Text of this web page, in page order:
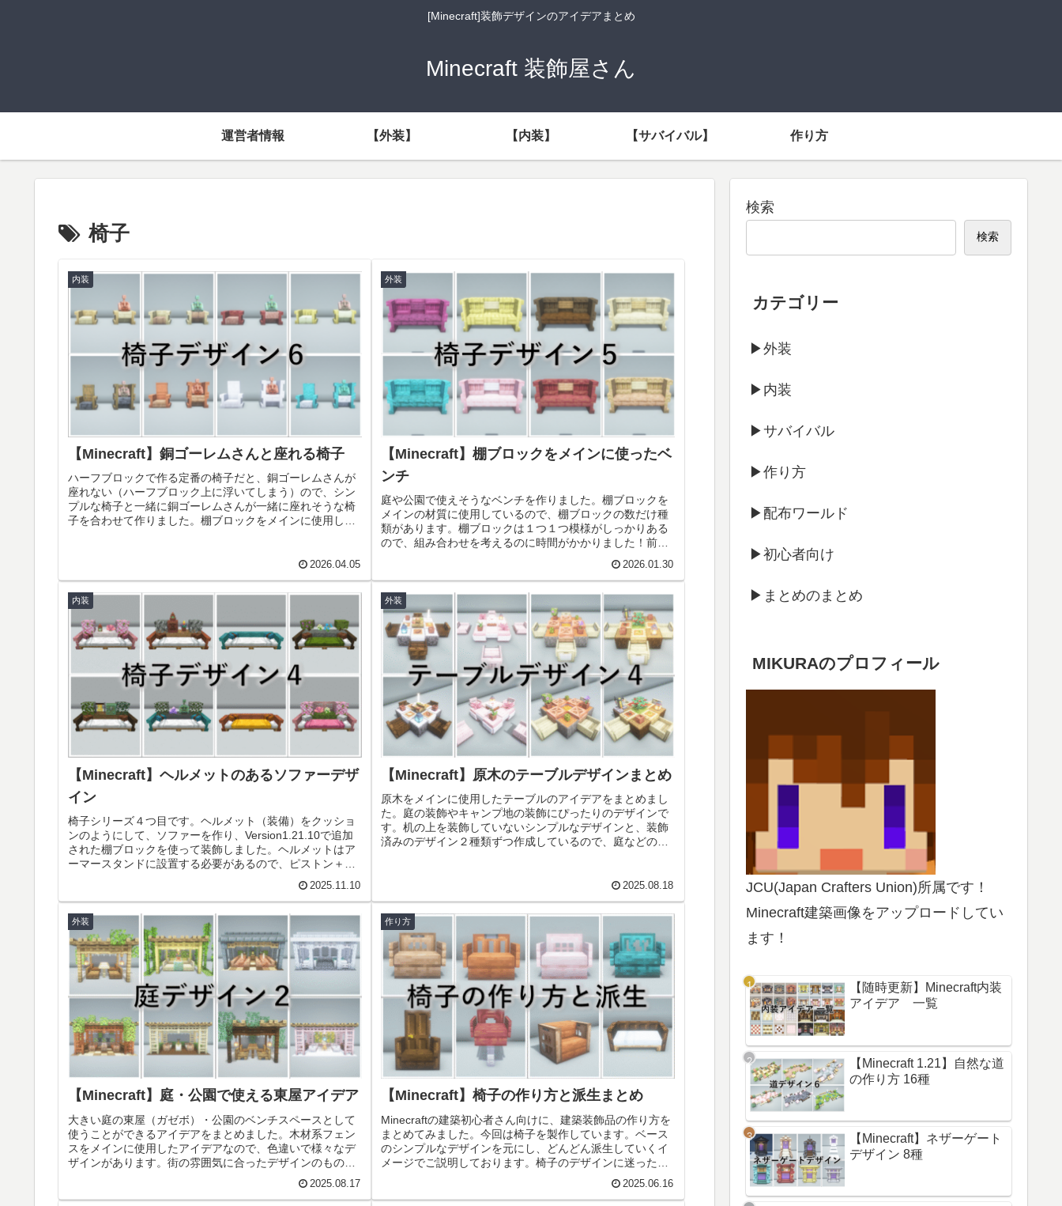
[Minecraft]装飾デザインのアイデアまとめ
Minecraft 装飾屋さん
運営者情報 【外装】 【内装】 【サバイバル】 作り方
椅子
内装
【Minecraft】銅ゴーレムさんと座れる椅子
ハーフブロックで作る定番の椅子だと、銅ゴーレムさんが
座れない（ハーフブロック上に浮いてしまう）ので、シン
プルな椅子と一緒に銅ゴーレムさんが一緒に座れそうな椅
子を合わせて作りました。棚ブロックをメインに使用して
2026.04.05
外装
【Minecraft】棚ブロックをメインに使ったベ
ンチ
庭や公園で使えそうなベンチを作りました。棚ブロックを
メインの材質に使用しているので、棚ブロックの数だけ種
類があります。棚ブロックは１つ１つ模様がしっかりある
ので、組み合わせを考えるのに時間がかかりました！前回
2026.01.30
内装
【Minecraft】ヘルメットのあるソファーデザ
イン
椅子シリーズ４つ目です。ヘルメット（装備）をクッショ
ンのようにして、ソファーを作り、Version1.21.10で追加
された棚ブロックを使って装飾しました。ヘルメットはア
ーマースタンドに設置する必要があるので、ピストン＋動
2025.11.10
外装
【Minecraft】原木のテーブルデザインまとめ
原木をメインに使用したテーブルのアイデアをまとめまし
た。庭の装飾やキャンプ地の装飾にぴったりのデザインで
す。机の上を装飾していないシンプルなデザインと、装飾
済みのデザイン２種類ずつ作成しているので、庭などの雰
2025.08.18
外装
【Minecraft】庭・公園で使える東屋アイデア
大きい庭の東屋（ガゼボ）・公園のベンチスペースとして
使うことができるアイデアをまとめました。木材系フェン
スをメインに使用したアイデアなので、色違いで様々なデ
ザインがあります。街の雰囲気に合ったデザインのものを
2025.08.17
作り方
【Minecraft】椅子の作り方と派生まとめ
Minecraftの建築初心者さん向けに、建築装飾品の作り方を
まとめてみました。今回は椅子を製作しています。ベース
のシンプルなデザインを元にし、どんどん派生していくイ
メージでご説明しております。椅子のデザインに迷ったと
2025.06.16
検索
検索
カテゴリー
▶外装
▶内装
▶サバイバル
▶作り方
▶配布ワールド
▶初心者向け
▶まとめのまとめ
MIKURAのプロフィール
JCU(Japan Crafters Union)所属です！
Minecraft建築画像をアップロードしてい
ます！
【随時更新】Minecraft内装
アイデア 一覧
【Minecraft 1.21】自然な道
の作り方 16種
【Minecraft】ネザーゲート
デザイン 8種